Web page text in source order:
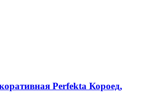
Perfekta Короед,